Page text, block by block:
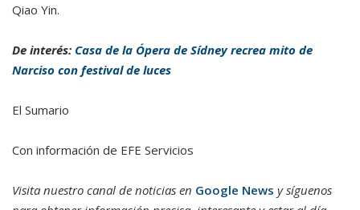
Qiao Yin.
De interés: Casa de la Ópera de Sídney recrea mito de
Narciso con festival de luces
El Sumario
Con información de EFE Servicios
Visita nuestro canal de noticias en Google News y síguenos